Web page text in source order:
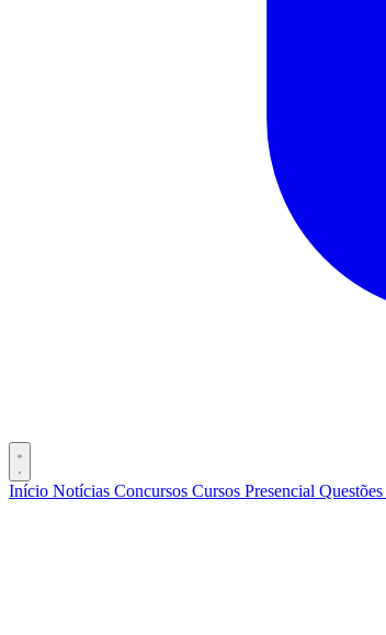
Início Notícias Concursos Cursos Presencial Questões